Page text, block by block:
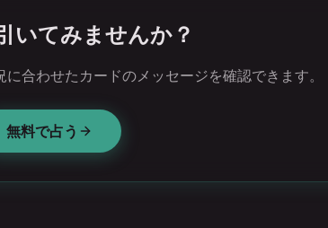
いてみませんか？
合わせたカードのメッセージを確認できます。
無料で占う